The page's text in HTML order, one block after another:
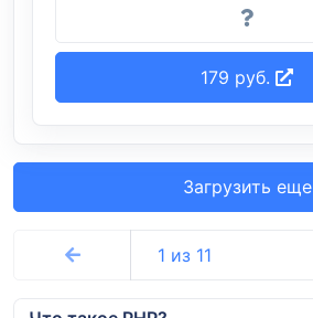
179 руб.
Загрузить еще
1 из 11